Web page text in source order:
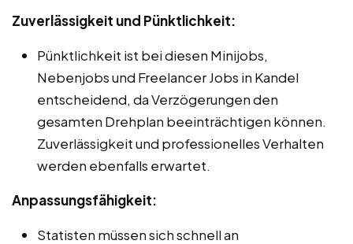
Zuverlässigkeit und Pünktlichkeit:
Pünktlichkeit ist bei diesen Minijobs,
Nebenjobs und Freelancer Jobs in Kandel
entscheidend, da Verzögerungen den
gesamten Drehplan beeinträchtigen können.
Zuverlässigkeit und professionelles Verhalten
werden ebenfalls erwartet.
Anpassungsfähigkeit:
Statisten müssen sich schnell an